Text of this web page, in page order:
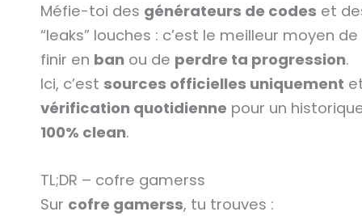
Méfie-toi des générateurs de codes et
“leaks” louches : c’est le meilleur moyen de
finir en ban ou de perdre ta progression.
Ici, c’est sources officielles uniquement
vérification quotidienne pour un
100% clean.
TL;DR – cofre gamerss
Sur cofre gamerss, tu trouves :